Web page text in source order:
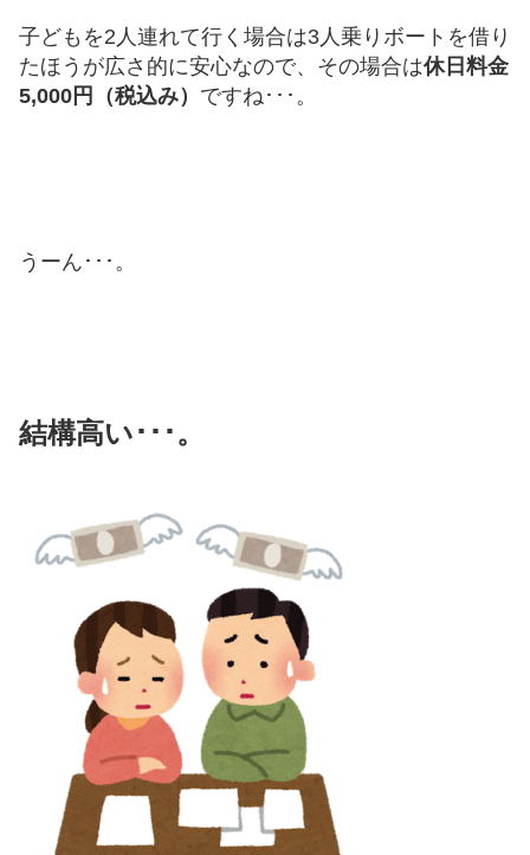
子どもを2人連れて行く場合は3人乗りボートを借り
たほうが広さ的に安心なので、その場合は休日料金
5,000円（税込み） ですね･･･。
うーん･･･。
結構高い･･･。